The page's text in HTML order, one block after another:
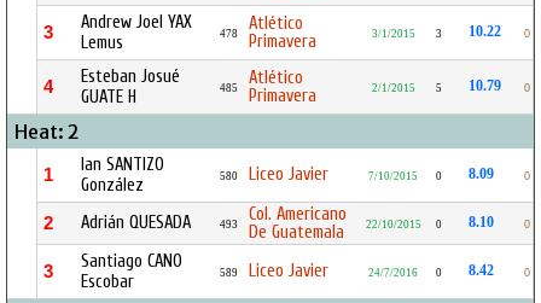
3
Andrew Joel YAX
Lemus
478
Atlético
Primavera
3/1/2015 3 10.22 0
4
Esteban Josué
GUATE H
485
Atlético
Primavera
2/1/2015 5 10.79 0
Heat: 2
1
Ian SANTIZO
González
580 Liceo Javier 7/10/2015 0 8.09 0
2 Adrián QUESADA 493
Col. Americano
De Guatemala
22/10/2015 0 8.10 0
3
Santiago CANO
Escobar
589 Liceo Javier 24/7/2016 0 8.42 0